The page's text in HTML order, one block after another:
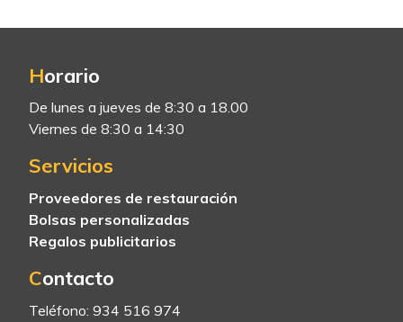
Horario
De lunes a jueves de 8:30 a 18.00
Viernes de 8:30 a 14:30
Servicios
Proveedores de restauración
Bolsas personalizadas
Regalos publicitarios
Contacto
Teléfono: 934 516 974